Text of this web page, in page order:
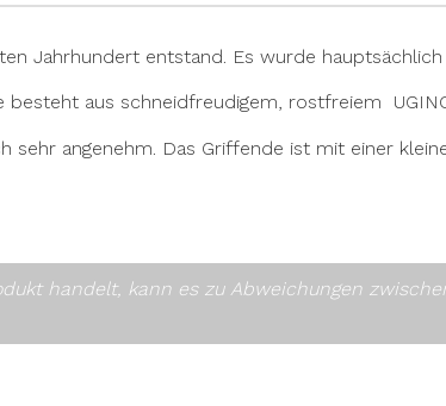
Jahrhundert entstand. Es wurde hauptsächlich
aus schneidfreudigem, rostfreiem
angenehm. Das Griffende ist mit einer
handelt, kann es zu Abweichungen